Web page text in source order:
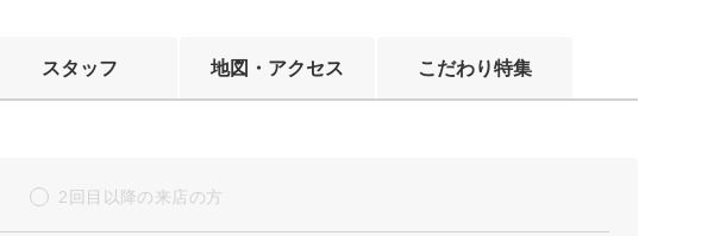
スタッフ 地図・アクセス こだわり特集
2回目以降の来店の方